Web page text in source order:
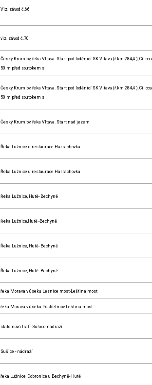
Viz. závod č.66
viz. závod č.70
Český Krumlov, řeka Vltava. Start pod loděnicí SK Vltava (ř.km 284,4 ), Cíl cca
50 m před soutokem s
Český Krumlov, řeka Vltava. Start pod loděnicí SK Vltava (ř.km 284,4 ), Cíl cca
50 m před soutokem s
Český Krumlov, řeka Vltava. Start nad jezem
Řeka Lužnice u restaurace Harrachovka
Řeka Lužnice u restaurace Harrachovka
Řeka Lužnice, Hutě- Bechyně
Řeka Lužnice,Hutě -Bechyně
Řeka Lužnice, Hutě- Bechyně
Řeka Lužnice, Hutě- Bechyně
řeka Morava v úseku Lesnice most-Leština most
řeka Morava v úseku Postřelmov-Leština most
slalomová trať - Sušice nádraží
Sušice - nádraží
řeka Lužnice, Dobronice u Bechyně- Hutě